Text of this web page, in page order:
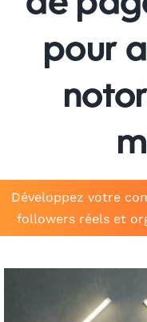
Twitter (𝕏)
Autres
pour
Développez votre
followers réels et